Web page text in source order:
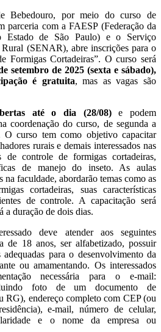
Bebedouro, por meio do curso de
parceria com a FAESP (Federação da
Estado de São Paulo) e o Serviço
(SENAR), abre inscrições para o
Formigas Cortadeiras”. O curso será
setembro de 2025 (sexta e sábado),
é gratuita, mas as vagas são
até o dia (28/08)e podem
coordenação do curso, de segunda a
O curso tem como objetivo capacitar
rurais e demais interessados nas
de controle de formigas cortadeiras,
de manejo do inseto. As aulas
na faculdade, abordarão temas como as
cortadeiras, suas características
de controle. A capacitação será
a duração de dois dias.
deve atender aos seguintes
de 18 anos, ser alfabetizado, possuir
para o desenvolvimento da
ou amamentando. Os interessados
necessária para o e-mail:
foto de um documento de
endereço completo com CEP (ou
e-mail, número de celular,
e o nome da empresa ou